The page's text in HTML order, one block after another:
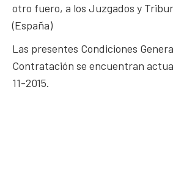
otro fuero, a los Juzgados y
(España)
Las presentes Condiciones
Contratación se encuentran
11-2015.